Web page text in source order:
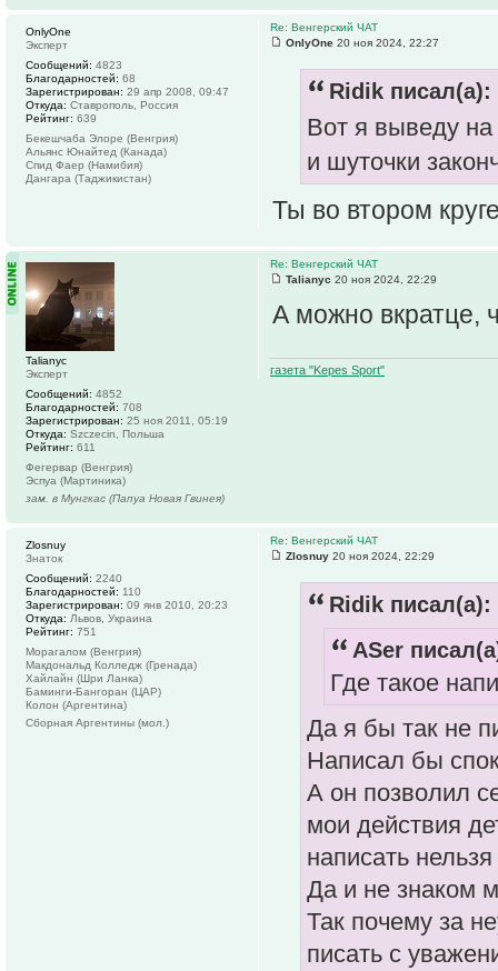
Re: Венгерский ЧАТ
OnlyOne 20 ноя 2024, 22:27
Ridik писал(а):
Вот я выведу
и шуточки
Ты во втором
OnlyOne
Эксперт
Сообщений: 4823
Благодарностей: 68
Зарегистрирован: 29 апр 2008, 09:47
Откуда: Ставрополь, Россия
Рейтинг: 639
Бекешчаба Элоре (Венгрия)
Альянс Юнайтед (Канада)
Спид Фаер (Намибия)
Дангара (Таджикистан)
Re: Венгерский ЧАТ
Talianyc 20 ноя 2024, 22:29
А можно вкратце,
газета "Kepes Sport"
Talianyc
Эксперт
Сообщений: 4852
Благодарностей: 708
Зарегистрирован: 25 ноя 2011, 05:19
Откуда: Szczecin, Польша
Рейтинг: 611
Фегервар (Венгрия)
Эспуа (Мартиника)
зам. в Мунгкас (Папуа Новая Гвинея)
Re: Венгерский ЧАТ
Zlosnuy 20 ноя 2024, 22:29
Ridik писал(а):
ASer
Где такое
Да я бы так не
Написал бы
А он позволил
мои действия
написать
Да и не знаком
Так почему за
писать с
Zlosnuy
Знаток
Сообщений: 2240
Благодарностей: 110
Зарегистрирован: 09 янв 2010, 20:23
Откуда: Львов, Украина
Рейтинг: 751
Морагалом (Венгрия)
Макдональд Колледж (Гренада)
Хайлайн (Шри Ланка)
Баминги-Бангоран (ЦАР)
Колон (Аргентина)
Сборная Аргентины (мол.)